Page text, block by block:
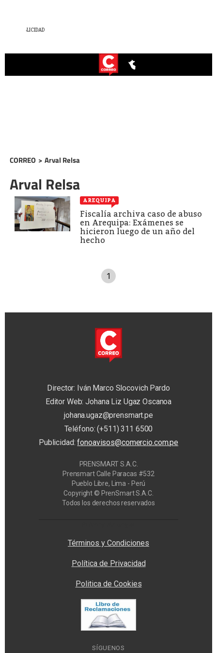
CORREO > Arval Relsa
Arval Relsa
AREQUIPA
Fiscalía archiva caso de abuso
en Arequipa: Exámenes se
hicieron luego de un año del
hecho
1
Director: Iván Marco Slocovich Pardo
Editor Web: Johana Liz Ugaz Oscanoa
johana.ugaz@prensmart.pe
Teléfono: (+511) 311 6500
Publicidad:fonoavisos@comercio.com.pe
PRENSMART S.A.C.
Prensmart Calle Paracas #532
Pueblo Libre, Lima - Perú
Copyright © PrenSmart S.A.C.
Todos los derechos reservados
Términos y Condiciones
Política de Privacidad
Politica de Cookies
SÍGUENOS